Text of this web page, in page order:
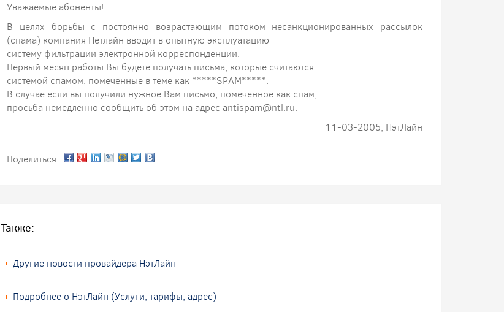
Уважаемые абоненты!
В целях борьбы с постоянно возрастающим потоком несанкционированных рассылок
(спама) компания Нетлайн вводит в опытную эксплуатацию
систему фильтрации электронной корреспонденции.
Первый месяц работы Вы будете получать письма, которые считаются
системой спамом, помеченные в теме как *****SPAM*****.
В случае если вы получили нужное Вам письмо, помеченное как спам,
просьба немедленно сообщить об этом на адрес antispam@ntl.ru.
11-03-2005, НэтЛайн
Поделиться:
Также:
Другие новости провайдера НэтЛайн
Подробнее о НэтЛайн (Услуги, тарифы, адрес)